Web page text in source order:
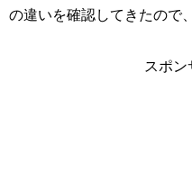
の違いを確認してきたので
スポン